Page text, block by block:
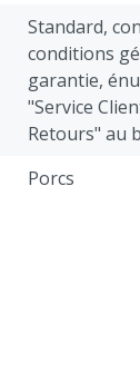
Standard,
conditions
garantie,
"Service
Retours" au
Porcs